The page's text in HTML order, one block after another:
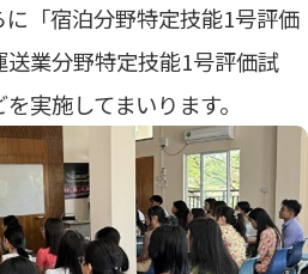
「宿泊分野特定技能1号評価
業分野特定技能1号評価試
実施してまいります。